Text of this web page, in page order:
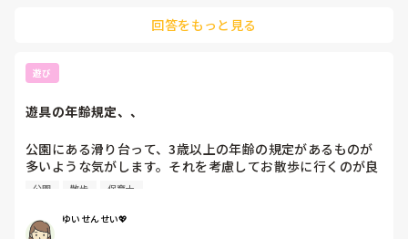
回答をもっと見る
遊び
遊具の年齢規定、、
公園にある滑り台って、3歳以上の年齢の規定があるものが
多いような気がします。それを考慮してお散歩に行くのが良
いと思いますが、人員配置などでうまくいかない時もありま
ていますでしょうか？教えていただきたいです！
公園 散歩 保育士
ゆいせんせい💖